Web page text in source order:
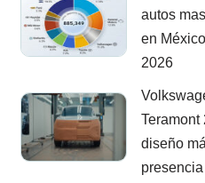
autos
en
2026
Teramont
diseño